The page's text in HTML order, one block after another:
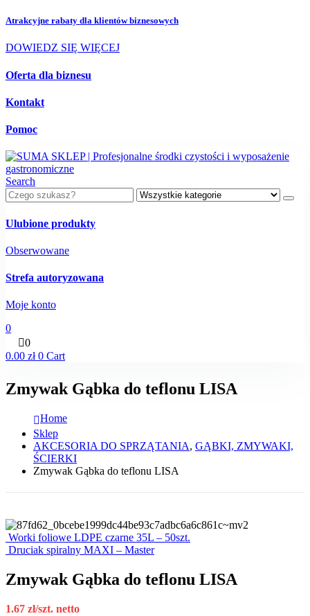
Atrakcyjne rabaty dla klientów biznesowych
DOWIEDZ SIĘ WIĘCEJ
Oferta dla biznesu
Kontakt
Pomoc
Search
Ulubione produkty
Obserwowane
Strefa autoryzowana
Moje konto
0
0
0.00 zł 0 Cart
Zmywak Gąbka do teflonu LISA
Home
Sklep
AKCESORIA DO SPRZĄTANIA, GĄBKI, ZMYWAKI,
ŚCIERKI
Zmywak Gąbka do teflonu LISA
Worki foliowe LDPE czarne 35L – 50szt.
Druciak spiralny MAXI – Master
Zmywak Gąbka do teflonu LISA
1.67 zł/szt. netto